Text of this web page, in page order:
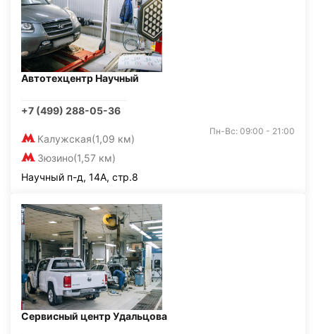
Автотехцентр Научный
+7 (499) 288-05-36
Калужская(1,09 км)
Зюзино(1,57 км)
Пн-Вс: 09:00 - 21:00
Научный п-д, 14А, стр.8
Сервисный центр Удальцова